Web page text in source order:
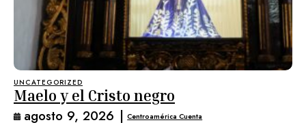
UNCATEGORIZED
Maelo y el Cristo negro
agosto 9, 2026 | Centroamérica Cuenta